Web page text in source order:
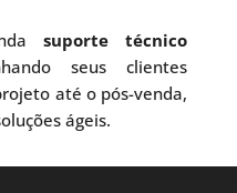
suporte técnico
seus clientes
até o pós-venda,
ágeis.